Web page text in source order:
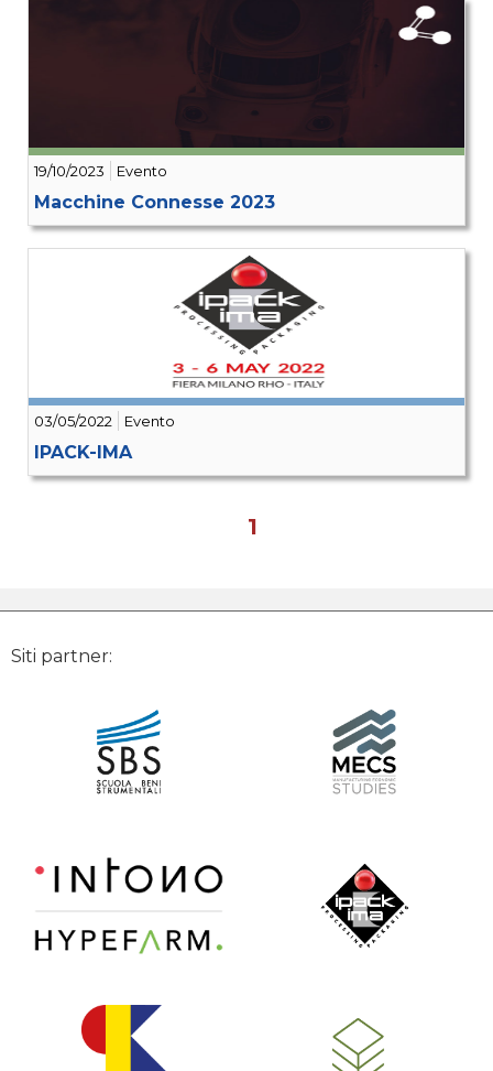
19/10/2023 Evento
Macchine Connesse 2023
03/05/2022 Evento
IPACK-IMA
1
Siti partner: